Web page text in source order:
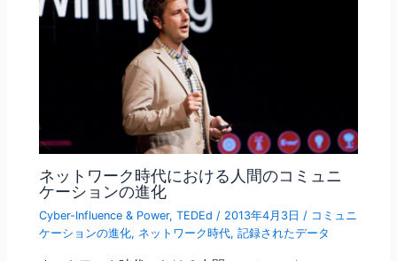
ネットワーク時代における人間のコミュニ
ケーションの進化
Cyber-Influence & Power,TEDEd / 2013年4月3日 / コミュニ
ケーションの進化, ネットワーク時代,記録されたデータ